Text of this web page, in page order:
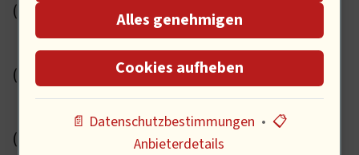
(2)
Ausland
(2)
(4)
Alles genehmigen
Cookies aufheben
📄 Datenschutzbestimmungen • 📋
Anbieterdetails